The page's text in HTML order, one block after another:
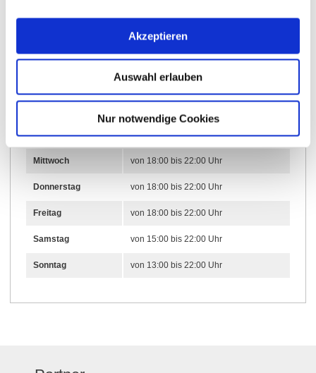
Akzeptieren
Auswahl erlauben
Nur notwendige Cookies
Weitere Infos & Downloads
Öffnungszeiten
01.01.2025 bis 31.12.2027
Mittwoch von 18:00 bis 22:00 Uhr
Donnerstag von 18:00 bis 22:00 Uhr
Freitag von 18:00 bis 22:00 Uhr
Samstag von 15:00 bis 22:00 Uhr
Sonntag von 13:00 bis 22:00 Uhr